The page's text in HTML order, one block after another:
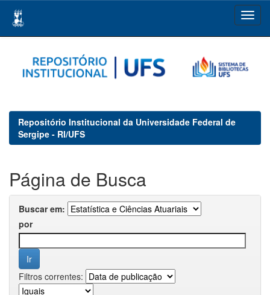
navigation
Repositório Institucional da Universidade Federal de
Sergipe - RI/UFS
Página de Busca
Buscar em:
por
Filtros correntes: